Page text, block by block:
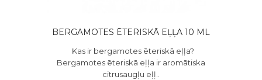
BERGAMOTES ĒTERISKĀ EĻĻA 10 ML
Kas ir bergamotes ēteriskā eļļa?
Bergamotes ēteriskā eļļa ir aromātiska
citrusaugļu eļļ..